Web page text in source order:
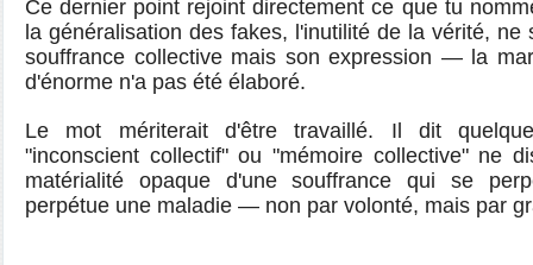
Ce dernier point rejoint directement ce que tu
la généralisation des fakes, l'inutilité de la vérité,
souffrance collective mais son expression — la
d'énorme n'a pas été élaboré.
Le mot mériterait d'être travaillé. Il dit
"inconscient collectif" ou "mémoire collective" ne
matérialité opaque d'une souffrance qui se
perpétue une maladie — non par volonté, mais par